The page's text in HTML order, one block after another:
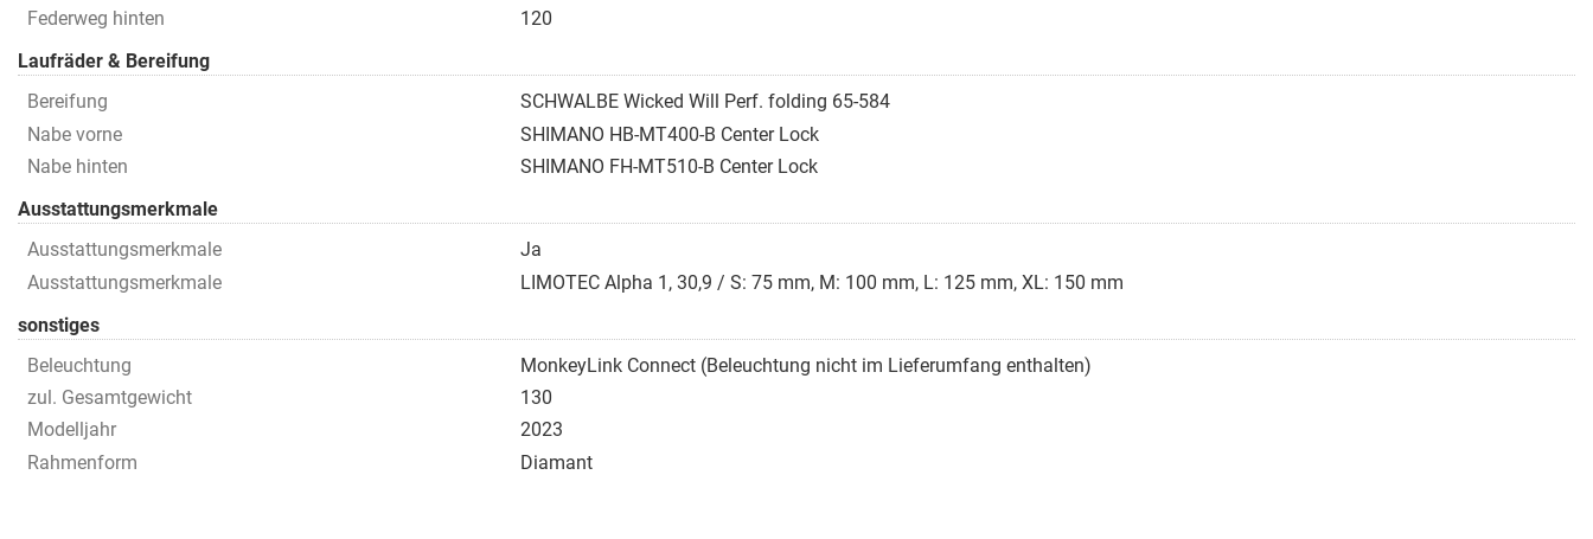
Federweg hinten
120
Laufräder & Bereifung
Bereifung
SCHWALBE Wicked Will Perf. folding 65-584
Nabe vorne
SHIMANO HB-MT400-B Center Lock
Nabe hinten
SHIMANO FH-MT510-B Center Lock
Ausstattungsmerkmale
Ausstattungsmerkmale
Ja
Ausstattungsmerkmale
LIMOTEC Alpha 1, 30,9 / S: 75 mm, M: 100 mm, L: 125 mm, XL: 150 mm
sonstiges
Beleuchtung
MonkeyLink Connect (Beleuchtung nicht im Lieferumfang enthalten)
zul. Gesamtgewicht
130
Modelljahr
2023
Rahmenform
Diamant